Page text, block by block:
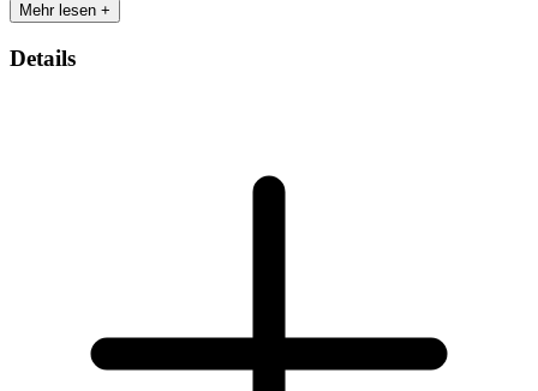
Mehr lesen +
Details